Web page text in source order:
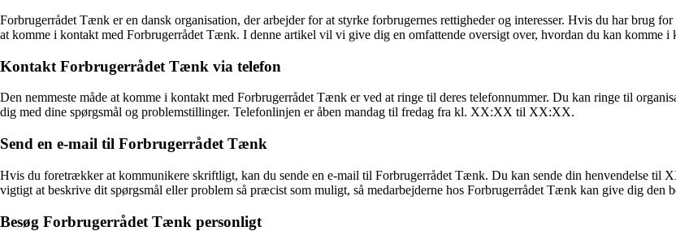
Forbrugerrådet Tænk er en dansk organisation, der arbejder for at styrke forbrugernes rettigheder og interesser. Hvis du har brug
at komme i kontakt med Forbrugerrådet Tænk. I denne artikel vil vi give dig en omfattende oversigt over, hvordan du kan komme
Kontakt Forbrugerrådet Tænk via telefon
Den nemmeste måde at komme i kontakt med Forbrugerrådet Tænk er ved at ringe til deres telefonnummer. Du kan ringe til
dig med dine spørgsmål og problemstillinger. Telefonlinjen er åben mandag til fredag fra kl. XX:XX til XX:XX.
Send en e-mail til Forbrugerrådet Tænk
Hvis du foretrækker at kommunikere skriftligt, kan du sende en e-mail til Forbrugerrådet Tænk. Du kan sende din henvendelse
vigtigt at beskrive dit spørgsmål eller problem så præcist som muligt, så medarbejderne hos Forbrugerrådet Tænk kan give dig den
Besøg Forbrugerrådet Tænk personligt